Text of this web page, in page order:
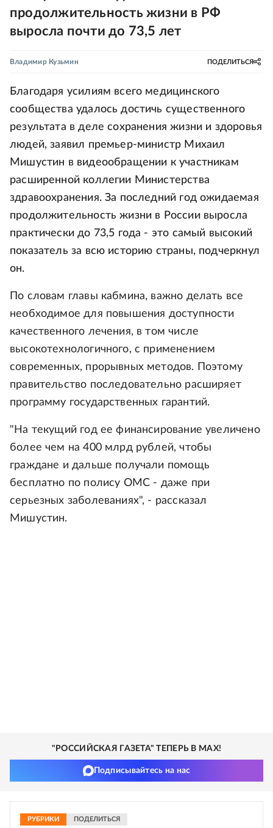
продолжительность жизни в РФ
выросла почти до 73,5 лет
Владимир Кузьмин ПОДЕЛИТЬСЯ
Благодаря усилиям всего медицинского
сообщества удалось достичь существенного
результата в деле сохранения жизни и здоровья
людей, заявил премьер-министр Михаил
Мишустин в видеообращении к участникам
расширенной коллегии Министерства
здравоохранения. За последний год ожидаемая
продолжительность жизни в России выросла
практически до 73,5 года - это самый высокий
показатель за всю историю страны, подчеркнул
он.
По словам главы кабмина, важно делать все
необходимое для повышения доступности
качественного лечения, в том числе
высокотехнологичного, с применением
современных, прорывных методов. Поэтому
правительство последовательно расширяет
программу государственных гарантий.
"На текущий год ее финансирование увеличено
более чем на 400 млрд рублей, чтобы
граждане и дальше получали помощь
бесплатно по полису ОМС - даже при
серьезных заболеваниях", - рассказал
Мишустин.
"РОССИЙСКАЯ ГАЗЕТА" ТЕПЕРЬ В MAX!
Подписывайтесь на нас
РУБРИКИ ПОДЕЛИТЬСЯ